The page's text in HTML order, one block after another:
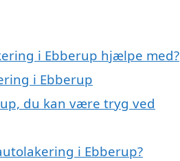
i Ebberup hjælpe med?
i Ebberup
du kan være tryg ved
i Ebberup?